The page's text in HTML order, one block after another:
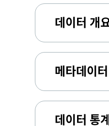
데이터 개
메타데이
데이터 통계